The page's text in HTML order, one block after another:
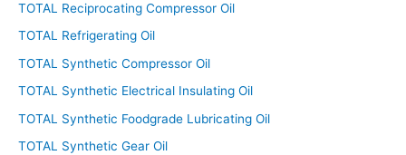
TOTAL Reciprocating Compressor Oil
TOTAL Refrigerating Oil
TOTAL Synthetic Compressor Oil
TOTAL Synthetic Electrical Insulating Oil
TOTAL Synthetic Foodgrade Lubricating Oil
TOTAL Synthetic Gear Oil